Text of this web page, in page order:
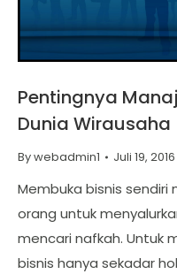
Pentingnya
Dunia Wirausaha
Bywebadmin1 Juli 19, 2016
Membuka bisnis sendiri
orang untuk
mencari nafkah. Untuk
bisnis hanya sekadar